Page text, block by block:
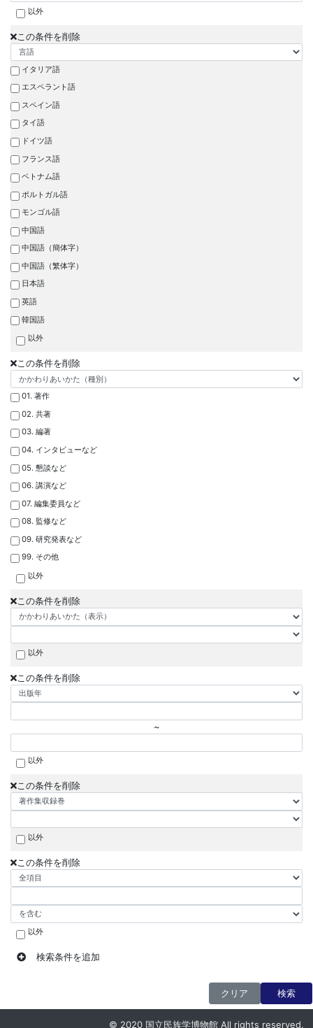
以外
この条件を削除
イタリア語
エスペラント語
スペイン語
タイ語
ドイツ語
フランス語
ベトナム語
ポルトガル語
モンゴル語
中国語
中国語（簡体字）
中国語（繁体字）
日本語
英語
韓国語
以外
この条件を削除
01. 著作
02. 共著
03. 編著
04. インタビューなど
05. 懇談など
06. 講演など
07. 編集委員など
08. 監修など
09. 研究発表など
99. その他
以外
この条件を削除
以外
この条件を削除
~
以外
この条件を削除
以外
この条件を削除
以外
検索条件を追加
クリア 検索
© 2020 国立民族学博物館 All rights reserved.